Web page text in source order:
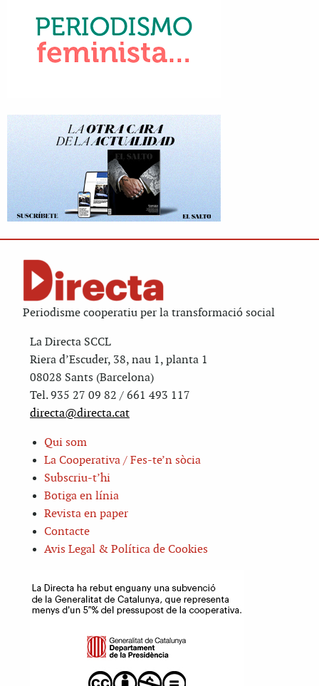
Periodisme cooperatiu per la transformació social
La Directa SCCL
Riera d’Escuder, 38, nau 1, planta 1
08028 Sants (Barcelona)
Tel. 935 27 09 82 / 661 493 117
directa@directa.cat
Qui som
La Cooperativa / Fes-te’n sòcia
Subscriu-t’hi
Botiga en línia
Revista en paper
Contacte
Avis Legal & Política de Cookies